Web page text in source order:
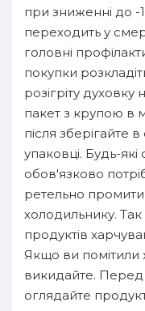
при зниженні до -
переходить у
головні
покупки
розігріту духовку
пакет з крупою в
після зберігайте
упаковці. Будь-
обов'язково
ретельно промити
холодильнику.
продуктів
Якщо ви помітили
викидайте.
оглядайте